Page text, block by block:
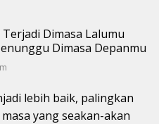
lebih baik, palingkan
yang seakan-akan